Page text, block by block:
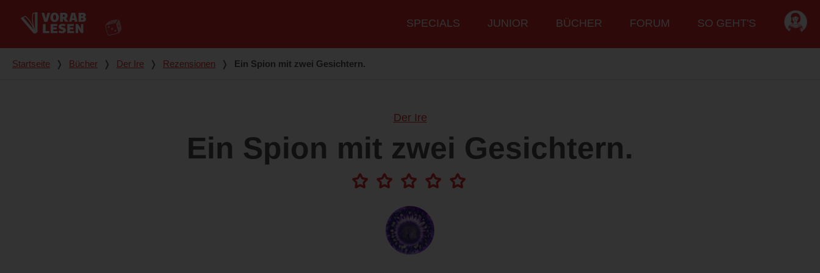
Hauptmenü
SPECIALS JUNIOR BÜCHER FORUM SO GEHT'S
Du bist hier
Startseite ❭ Bücher ❭ Der Ire ❭ Rezensionen ❭ Ein Spion mit zwei Gesichtern.
Der Ire
Ein Spion mit zwei Gesichtern.